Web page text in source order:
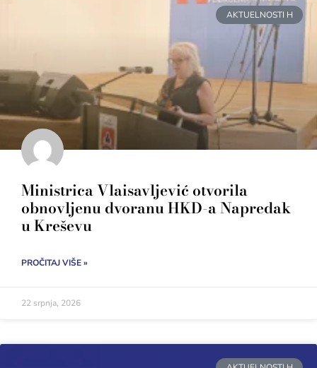
AKTUELNOSTI H
Ministrica Vlaisavljević otvorila
obnovljenu dvoranu HKD-a Napredak
u Kreševu
PROČITAJ VIŠE »
22 srpnja, 2026